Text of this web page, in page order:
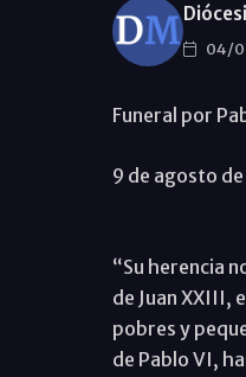
04/
Funeral por
9 de agosto
“Su herencia
de Juan XXIII,
pobres y
de Pablo VI,